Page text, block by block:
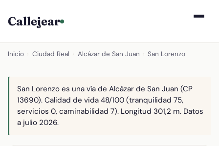
Callejear
Inicio Ciudad Real Alcázar de San Juan San Lorenzo
San Lorenzo es una vía de Alcázar de San Juan (CP
13690). Calidad de vida 48/100 (tranquilidad 75,
servicios 0, caminabilidad 7). Longitud 301,2 m. Datos
a julio 2026.